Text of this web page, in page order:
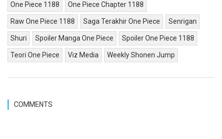
One Piece 1188 One Piece Chapter 1188
Raw One Piece 1188 Saga Terakhir One Piece Senrigan
Shuri Spoiler Manga One Piece Spoiler One Piece 1188
Teori One Piece Viz Media Weekly Shonen Jump
COMMENTS